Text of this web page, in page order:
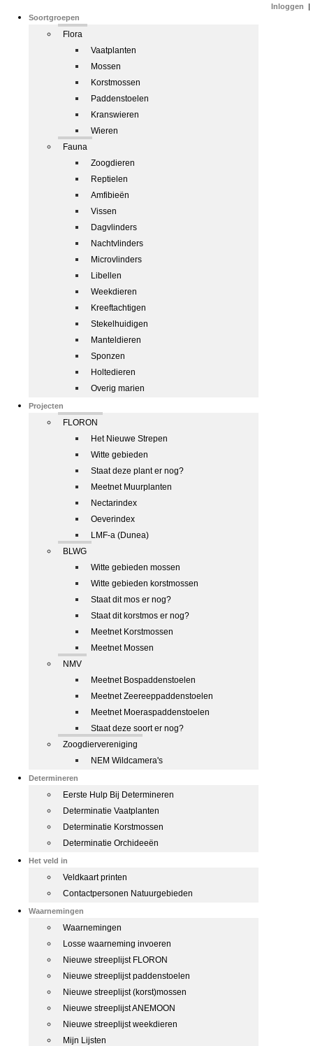
Soortgroepen
Flora
Vaatplanten
Mossen
Korstmossen
Paddenstoelen
Kranswieren
Wieren
Fauna
Zoogdieren
Reptielen
Amfibieën
Vissen
Dagvlinders
Nachtvlinders
Microvlinders
Libellen
Weekdieren
Kreeftachtigen
Stekelhuidigen
Manteldieren
Sponzen
Holtedieren
Overig marien
Projecten
FLORON
Het Nieuwe Strepen
Witte gebieden
Staat deze plant er nog?
Meetnet Muurplanten
Nectarindex
Oeverindex
LMF-a (Dunea)
BLWG
Witte gebieden mossen
Witte gebieden korstmossen
Staat dit mos er nog?
Staat dit korstmos er nog?
Meetnet Korstmossen
Meetnet Mossen
NMV
Meetnet Bospaddenstoelen
Meetnet Zeereeppaddenstoelen
Meetnet Moeraspaddenstoelen
Staat deze soort er nog?
Zoogdiervereniging
NEM Wildcamera's
Determineren
Eerste Hulp Bij Determineren
Determinatie Vaatplanten
Determinatie Korstmossen
Determinatie Orchideeën
Het veld in
Veldkaart printen
Contactpersonen Natuurgebieden
Waarnemingen
Waarnemingen
Losse waarneming invoeren
Nieuwe streeplijst FLORON
Nieuwe streeplijst paddenstoelen
Nieuwe streeplijst (korst)mossen
Nieuwe streeplijst ANEMOON
Nieuwe streeplijst weekdieren
Mijn Lijsten
Inloggen |